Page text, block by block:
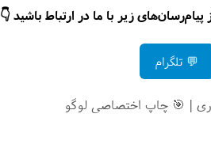
زیر با ما در ارتباط باشید 👇
💬 تلگرام
| 🎯 چاپ اختصاصی لوگو